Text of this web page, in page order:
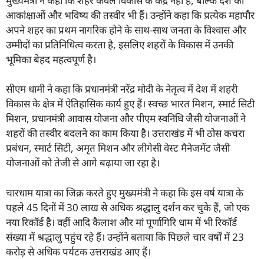
आकांक्षाओं और भविष्य की तस्वीर भी हैं। उन्होंने कहा कि प्रत्येक महापौर
अपने शहर का प्रथम नागरिक होने के साथ-साथ जनता के विश्वास और
उम्मीदों का प्रतिनिधित्व करता है, इसलिए शहरों के विकास में उनकी
भूमिका बेहद महत्वपूर्ण है।
सीएम धामी ने कहा कि प्रधानमंत्री नरेंद्र मोदी के नेतृत्व में देश में शहरी
विकास के क्षेत्र में ऐतिहासिक कार्य हुए हैं। स्वच्छ भारत मिशन, स्मार्ट सिटी
मिशन, प्रधानमंत्री आवास योजना और पीएम स्वनिधि जैसी योजनाओं ने
शहरों की तस्वीर बदलने का काम किया है। उत्तराखंड में भी ठोस कचरा
प्रबंधन, स्मार्ट सिटी, अमृत मिशन और लीगेसी वेस्ट मैनेजमेंट जैसी
योजनाओं को तेजी से आगे बढ़ाया जा रहा है।
चारधाम यात्रा का जिक्र करते हुए मुख्यमंत्री ने कहा कि इस वर्ष यात्रा के
पहले 45 दिनों में 30 लाख से अधिक श्रद्धालु दर्शन कर चुके हैं, जो एक
नया रिकॉर्ड है। वहीं आदि कैलाश और मां पूर्णागिरि धाम में भी रिकॉर्ड
संख्या में श्रद्धालु पहुंच रहे हैं। उन्होंने बताया कि पिछले चार वर्षों में 23
करोड़ से अधिक पर्यटक उत्तराखंड आए हैं।